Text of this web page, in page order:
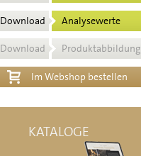
Download Analysewerte
Download Produktabbildung
Im Webshop bestellen
KATALOGE